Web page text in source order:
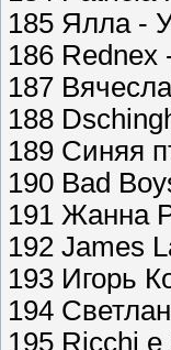
185 Ялла -
186 Rednex
187
188
189 Синяя
190 Bad
191 Жанна
192 James
193 Игорь
194
195 Ricchi